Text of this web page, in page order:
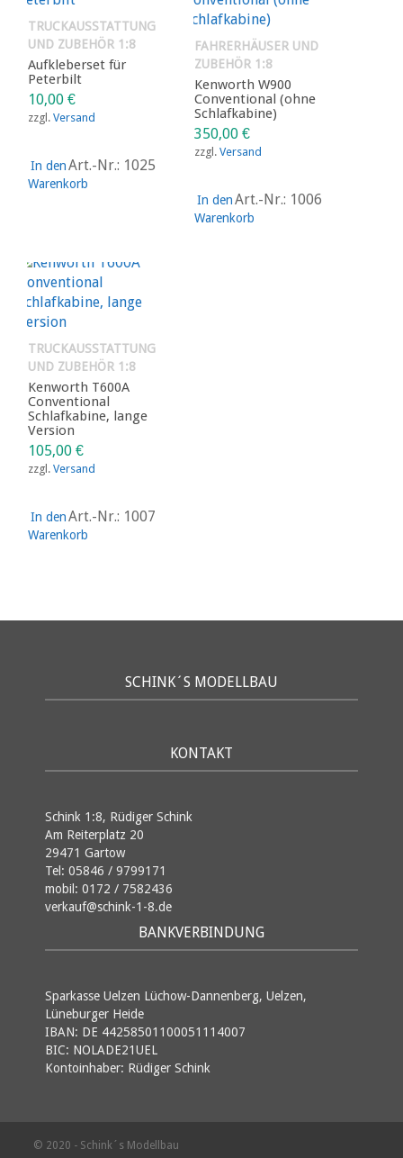
TRUCKAUSSTATTUNG
UND ZUBEHÖR 1:8
Aufkleberset für
Peterbilt
10,00 €
zzgl. Versand
In den
Warenkorb
Art.-Nr.: 1025
FAHRERHÄUSER UND
ZUBEHÖR 1:8
Kenworth W900
Conventional (ohne
Schlafkabine)
350,00€
zzgl.Versand
In den
Warenkorb
Art.-Nr.: 1006
TRUCKAUSSTATTUNG
UND ZUBEHÖR 1:8
Kenworth T600A
Conventional
Schlafkabine, lange
Version
105,00 €
zzgl. Versand
In den
Warenkorb
Art.-Nr.: 1007
SCHINK´S MODELLBAU
KONTAKT
Schink 1:8, Rüdiger Schink
Am Reiterplatz 20
29471 Gartow
Tel: 05846 / 9799171
mobil: 0172 / 7582436
verkauf@schink-1-8.de
BANKVERBINDUNG
Sparkasse Uelzen Lüchow-Dannenberg, Uelzen,
Lüneburger Heide
IBAN: DE 44258501100051114007
BIC: NOLADE21UEL
Kontoinhaber: Rüdiger Schink
© 2020 - Schink´s Modellbau